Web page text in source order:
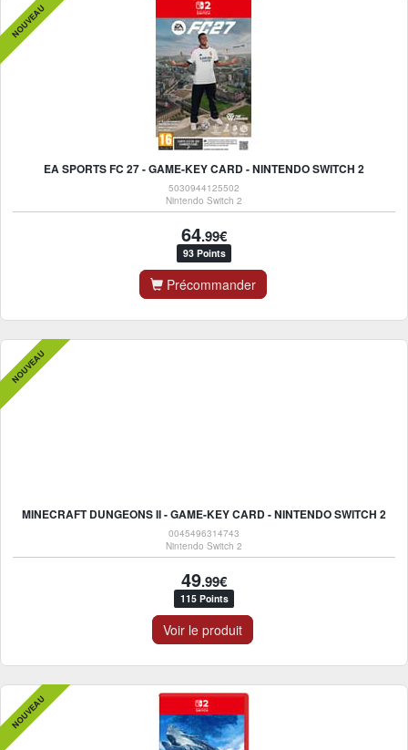
EA SPORTS FC 27 - GAME-KEY CARD - NINTENDO SWITCH 2
5030944125502
Nintendo Switch 2
64.99€
93 Points
Précommander
NOUVEAU
MINECRAFT DUNGEONS II - GAME-KEY CARD - NINTENDO SWITCH 2
0045496314743
Nintendo Switch 2
49.99€
115 Points
Voir le produit
NOUVEAU
NOUVEAU